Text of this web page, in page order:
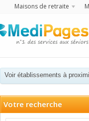
Maisons de retraite
Voir établissements à
Votre recherche